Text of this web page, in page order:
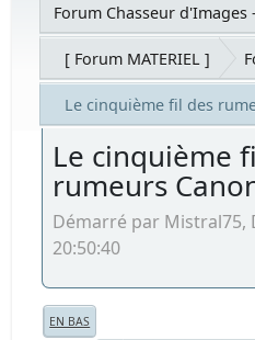
Forum Chasseur d'Images
[ Forum MATERIEL ]
Le cinquième fil des
Le cinquième
rumeurs
Démarré par Mistral75,
20:50:40
EN BAS